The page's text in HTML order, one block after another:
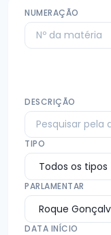
NUMERAÇÃO
DESCRIÇÃO
TIPO
PARLAMENTAR
DATA INÍCIO